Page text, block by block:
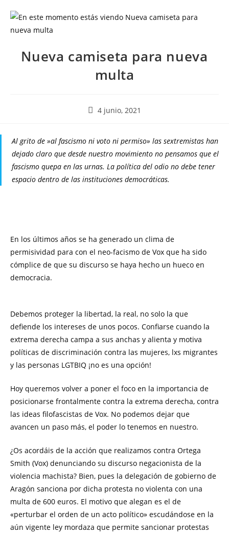
Nueva camiseta para nueva
multa
4 junio, 2021
Al grito de »al fascismo ni voto ni permiso» las sextremistas han
dejado claro que desde nuestro movimiento no pensamos que el
fascismo quepa en las urnas. La política del odio no debe tener
espacio dentro de las instituciones democráticas.
En los últimos años se ha generado un clima de
permisividad para con el neo-facismo de Vox que ha sido
cómplice de que su discurso se haya hecho un hueco en
democracia.
Debemos proteger la libertad, la real, no solo la que
defiende los intereses de unos pocos. Confiarse cuando la
extrema derecha campa a sus anchas y alienta y motiva
políticas de discriminación contra las mujeres, lxs migrantes
y las personas LGTBIQ ¡no es una opción!
Hoy queremos volver a poner el foco en la importancia de
posicionarse frontalmente contra la extrema derecha, contra
las ideas filofascistas de Vox. No podemos dejar que
avancen un paso más, el poder lo tenemos en nuestro.
¿Os acordáis de la acción que realizamos contra Ortega
Smith (Vox) denunciando su discurso negacionista de la
violencia machista? Bien, pues la delegación de gobierno de
Aragón sanciona por dicha protesta no violenta con una
multa de 600 euros. El motivo que alegan es el de
«perturbar el orden de un acto político» escudándose en la
aún vigente ley mordaza que permite sancionar protestas